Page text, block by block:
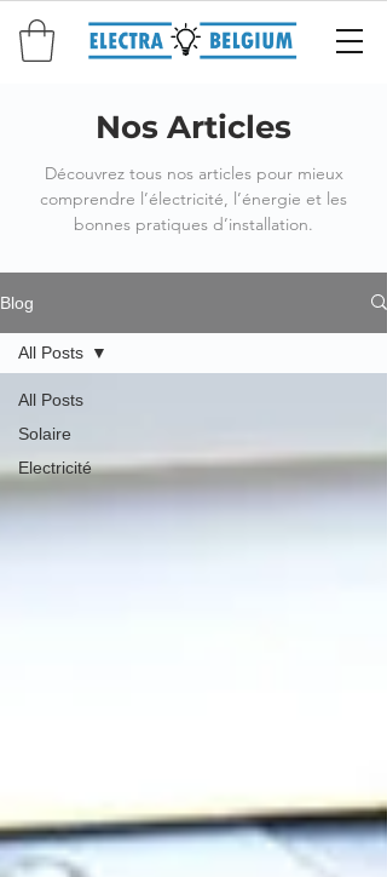
Nos Articles
Découvrez tous nos articles pour mieux
comprendre l’électricité, l’énergie et les
bonnes pratiques d’installation.
Blog
All Posts
Solaire
Electricité
All Posts